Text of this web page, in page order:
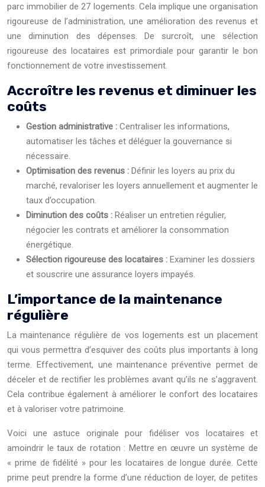
parc immobilier de 27 logements. Cela implique une organisation
rigoureuse de l’administration, une amélioration des revenus et
une diminution des dépenses. De surcroît, une sélection
rigoureuse des locataires est primordiale pour garantir le bon
fonctionnement de votre investissement.
Accroître les revenus et diminuer les
coûts
Gestion administrative : Centraliser les informations,
automatiser les tâches et déléguer la gouvernance si
nécessaire.
Optimisation des revenus : Définir les loyers au prix du
marché, revaloriser les loyers annuellement et augmenter le
taux d’occupation.
Diminution des coûts : Réaliser un entretien régulier,
négocier les contrats et améliorer la consommation
énergétique.
Sélection rigoureuse des locataires : Examiner les dossiers
et souscrire une assurance loyers impayés.
L’importance de la maintenance
régulière
La maintenance régulière de vos logements est un placement
qui vous permettra d’esquiver des coûts plus importants à long
terme. Effectivement, une maintenance préventive permet de
déceler et de rectifier les problèmes avant qu’ils ne s’aggravent.
Cela contribue également à améliorer le confort des locataires
et à valoriser votre patrimoine.
Voici une astuce originale pour fidéliser vos locataires et
amoindrir le taux de rotation : Mettre en œuvre un système de
« prime de fidélité » pour les locataires de longue durée. Cette
prime peut prendre la forme d’une réduction de loyer, de petites